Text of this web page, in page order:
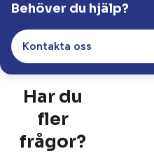
Studieplats
Längd
Studieform
Ladda ned produktblad
Behöver du hjälp?
Kontakta oss
Har du
fler
frågor?